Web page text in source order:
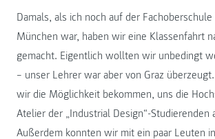
Damals, als ich noch auf der
München war, haben wir eine Klassenfahrt
gemacht. Eigentlich wollten wir unbedingt
– unser Lehrer war aber von Graz
wir die Möglichkeit bekommen, uns die
Atelier der „Industrial Design“-Studierenden
Außerdem konnten wir mit ein paar Leuten